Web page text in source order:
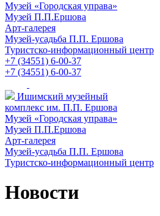
Музей «Городская управа»
Музей П.П.Ершова
Арт-галерея
Музей-усадьба П.П. Ершова
Туристско-информационный центр
+7 (34551) 6-00-37
+7 (34551) 6-00-37
Ишимский музейный
комплекс им. П.П. Ершова
Музей «Городская управа»
Музей П.П.Ершова
Арт-галерея
Музей-усадьба П.П. Ершова
Туристско-информационный центр
Новости